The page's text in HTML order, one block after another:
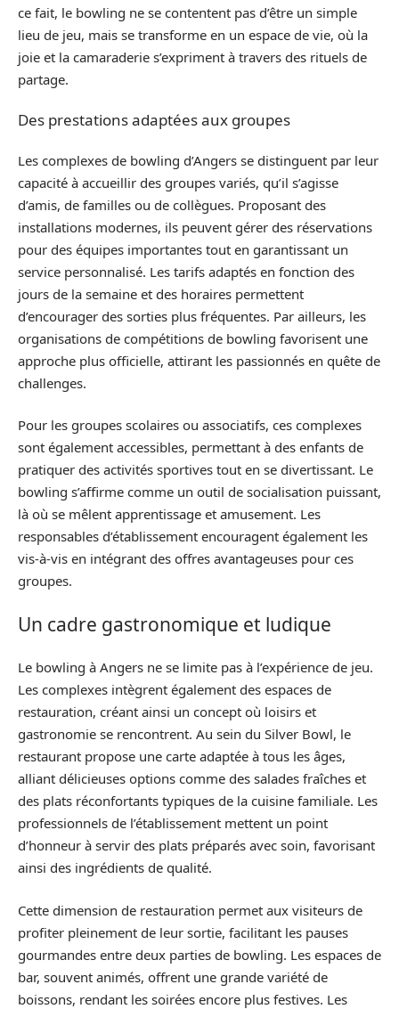
ce fait, le bowling ne se contentent pas d’être un simple
lieu de jeu, mais se transforme en un espace de vie, où la
joie et la camaraderie s’expriment à travers des rituels de
partage.
Des prestations adaptées aux groupes
Les complexes de bowling d’Angers se distinguent par leur
capacité à accueillir des groupes variés, qu’il s’agisse
d’amis, de familles ou de collègues. Proposant des
installations modernes, ils peuvent gérer des réservations
pour des équipes importantes tout en garantissant un
service personnalisé. Les tarifs adaptés en fonction des
jours de la semaine et des horaires permettent
d’encourager des sorties plus fréquentes. Par ailleurs, les
organisations de compétitions de bowling favorisent une
approche plus officielle, attirant les passionnés en quête de
challenges.
Pour les groupes scolaires ou associatifs, ces complexes
sont également accessibles, permettant à des enfants de
pratiquer des activités sportives tout en se divertissant. Le
bowling s’affirme comme un outil de socialisation puissant,
là où se mêlent apprentissage et amusement. Les
responsables d’établissement encouragent également les
vis-à-vis en intégrant des offres avantageuses pour ces
groupes.
Un cadre gastronomique et ludique
Le bowling à Angers ne se limite pas à l’expérience de jeu.
Les complexes intègrent également des espaces de
restauration, créant ainsi un concept où loisirs et
gastronomie se rencontrent. Au sein du Silver Bowl, le
restaurant propose une carte adaptée à tous les âges,
alliant délicieuses options comme des salades fraîches et
des plats réconfortants typiques de la cuisine familiale. Les
professionnels de l’établissement mettent un point
d’honneur à servir des plats préparés avec soin, favorisant
ainsi des ingrédients de qualité.
Cette dimension de restauration permet aux visiteurs de
profiter pleinement de leur sortie, facilitant les pauses
gourmandes entre deux parties de bowling. Les espaces de
bar, souvent animés, offrent une grande variété de
boissons, rendant les soirées encore plus festives. Les